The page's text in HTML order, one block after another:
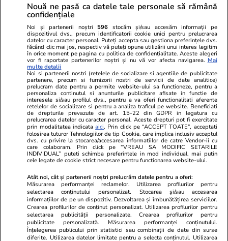
Viva.ro
"Nici acum nu îi știu bine. Nu îi știu familia".
A tăcut luni întregi, dar acum Gina Matache a
spus adevărul despre relația cu ginerele ei,
Radu Siffr...
Unica.ro
Nu și ei! S-au
căsnicie! Cei doi
secret. Nimeni
motiv al
© 2026 Ringier Romania. Toate drepturile rezervate
Nouă ne pasă ca datele tale personale să rămână
confidențiale
Noi și partenerii noștri 596 stocăm și/sau accesăm informații pe
dispozitivul dvs., precum identificatorii cookie unici pentru prelucrarea
datelor cu caracter personal. Puteți accepta sau gestiona preferințele dvs.
făcând clic mai jos, respectiv vă puteți opune utilizării unui interes legitim
în orice moment pe pagina cu politica de confidențialitate. Aceste alegeri
vor fi raportate partenerilor noștri și nu vă vor afecta navigarea. Mai
multe detalii
Noi si partenerii nostri (retelele de socializare si agentiile de publicitate
partenere, precum si furnizorii nostri de servicii de date analitice)
prelucram date pentru a permite website-ului sa functioneze, pentru a
personaliza continutul si anunturile publicitare afisate in functie de
interesele si/sau profilul dvs., pentru a va oferi functionalitati aferente
retelelor de socializare si pentru a analiza traficul pe website. Beneficiati
de drepturile prevazute de art. 15-22 din GDPR in legatura cu
prelucrarea datelor cu caracter personal. Aceste drepturi pot fi exercitate
prin modalitatea indicataaici. Prin click pe “ACCEPT TOATE”, acceptati
folosirea tuturor Tehnologiilor de tip Cookie, care implica inclusiv acceptul
dvs. cu privire la stocarea/accesarea informatiilor de catre Vendor-ii cu
care colaboram. Prin click pe “VREAU SA MODIFIC SETARILE
INDIVIDUAL” puteti schimba preferintele in mod individual, mai putin
cele legate de cookie strict necesare pentru functionarea website-ului.
Atât noi, cât și partenerii noștri prelucrăm datele pentru a oferi:
Măsurarea performanței reclamelor. Utilizarea profilurilor pentru
selectarea conținutului personalizat. Stocarea și/sau accesarea
informațiilor de pe un dispozitiv. Dezvoltarea și îmbunătățirea serviciilor.
Crearea profilurilor de conținut personalizat. Utilizarea profilurilor pentru
selectarea publicității personalizate. Crearea profilurilor pentru
publicitate personalizată. Măsurarea performanței conținutului.
Înțelegerea publicului prin statistici sau combinații de date din surse
diferite. Utilizarea datelor limitate pentru a selecta conținutul. Utilizarea